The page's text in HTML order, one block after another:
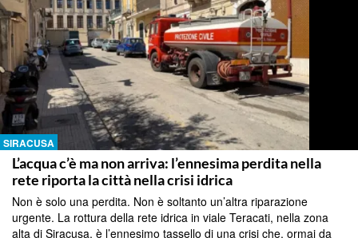
SIRACUSA
L’acqua c’è ma non arriva: l’ennesima perdita nella
rete riporta la città nella crisi idrica
Non è solo una perdita. Non è soltanto un’altra riparazione
urgente. La rottura della rete idrica in viale Teracati, nella zona
alta di Siracusa, è l’ennesimo tassello di una crisi che, ormai da